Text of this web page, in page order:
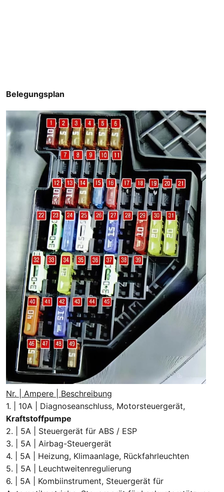
Belegungsplan
Nr. | Ampere | Beschreibung
1. | 10A | Diagnoseanschluss, Motorsteuergerät,
Kraftstoffpumpe
2. | 5A | Steuergerät für ABS / ESP
3. | 5A | Airbag-Steuergerät
4. | 5A | Heizung, Klimaanlage, Rückfahrleuchten
5. | 5A | Leuchtweitenregulierung
6. | 5A | Kombiinstrument, Steuergerät für